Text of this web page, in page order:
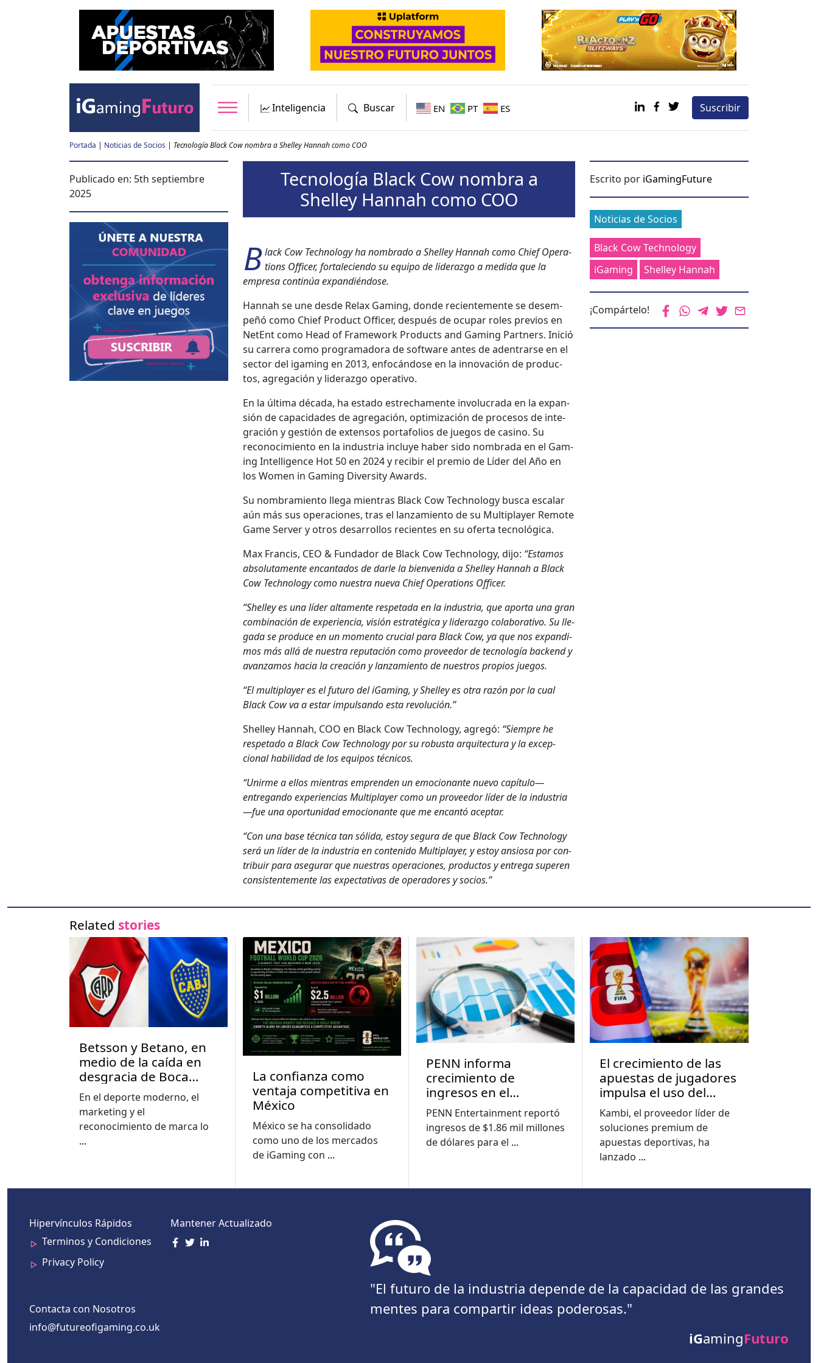
Inteligencia Buscar EN PT ES Suscribir
Portada | Noticias de Socios | Tecnología Black Cow nombra a Shelley Hannah como COO
Tecnología Black Cow nombra a
Shelley Hannah como COO
Black Cow Tech­nol­o­gy ha nom­bra­do a Shel­ley Han­nah como Chief Oper­a­
tions Offi­cer, for­t­ale­cien­do su equipo de lid­er­az­go a medi­da que la
empre­sa con­tinúa expandién­dose.
Han­nah se une des­de Relax Gam­ing, donde recien­te­mente se desem­
peñó como Chief Prod­uct Offi­cer, después de ocu­par roles pre­vios en
NetEnt como Head of Frame­work Prod­ucts and Gam­ing Part­ners. Ini­ció
su car­rera como pro­gra­mado­ra de soft­ware antes de aden­trarse en el
sec­tor del igam­ing en 2013, enfocán­dose en la inno­vación de pro­duc­
tos, agre­gación y lid­er­az­go oper­a­ti­vo.
En la últi­ma déca­da, ha esta­do estrechamente involu­cra­da en la expan­
sión de capaci­dades de agre­gación, opti­mización de pro­ce­sos de inte­
gración y gestión de exten­sos portafo­lios de jue­gos de casi­no. Su
reconocimien­to en la indus­tria incluye haber sido nom­bra­da en el Gam­
ing Intel­li­gence Hot 50 en 2024 y recibir el pre­mio de Líder del Año en
los Women in Gam­ing Diver­si­ty Awards.
Su nom­bramien­to lle­ga mien­tras Black Cow Tech­nol­o­gy bus­ca escalar
aún más sus opera­ciones, tras el lan­za­mien­to de su Mul­ti­play­er Remote
Game Serv­er y otros desar­rol­los recientes en su ofer­ta tec­nológ­i­ca.
Max Fran­cis, CEO & Fun­dador de Black Cow Tech­nol­o­gy, dijo: “Esta­mos
abso­lu­ta­mente encan­ta­dos de dar­le la bien­veni­da a Shel­ley Han­nah a Black
Cow Tech­nol­o­gy como nues­tra nue­va Chief Oper­a­tions Offi­cer.
“Shel­ley es una líder alta­mente respeta­da en la indus­tria, que apor­ta una gran
com­bi­nación de expe­ri­en­cia, visión estratég­i­ca y lid­er­az­go colab­o­ra­ti­vo. Su lle­
ga­da se pro­duce en un momen­to cru­cial para Black Cow, ya que nos expandi­
mos más allá de nues­tra rep­utación como provee­dor de tec­nología back­end y
avan­zamos hacia la creación y lan­za­mien­to de nue­stros pro­pios jue­gos.
“El mul­ti­play­er es el futuro del iGam­ing, y Shel­ley es otra razón por la cual
Black Cow va a estar impul­san­do esta rev­olu­ción.”
Shel­ley Han­nah, COO en Black Cow Tech­nol­o­gy, agregó: “Siem­pre he
respeta­do a Black Cow Tech­nol­o­gy por su robus­ta arqui­tec­tura y la excep­
cional habil­i­dad de los equipos téc­ni­cos.
“Unirme a ellos mien­tras empren­den un emo­cio­nante nue­vo capítulo—
entregando expe­ri­en­cias Mul­ti­play­er como un provee­dor líder de la industria
—fue una opor­tu­nidad emo­cio­nante que me encan­tó acep­tar.
“Con una base téc­ni­ca tan sól­i­da, estoy segu­ra de que Black Cow Tech­nol­o­gy
será un líder de la indus­tria en con­tenido Mul­ti­play­er, y estoy ansiosa por con­
tribuir para ase­gu­rar que nues­tras opera­ciones, pro­duc­tos y entre­ga super­en
con­sis­ten­te­mente las expec­ta­ti­vas de oper­adores y socios.”
Publicado en: 5th septiembre
2025
Escrito por iGamingFuture
Categories
Noticias de Socios
Black Cow Technology
iGaming
Shelley Hannah
¡Compártelo!
Related stories
Betsson y Betano, en
medio de la caída en
desgracia de Boca
Juniors y River Plate en
Argentina
En el deporte moderno, el
marketing y el
reconocimiento de marca lo
...
La confianza como
ventaja competitiva en
México
México se ha consolidado
como uno de los mercados
de iGaming con ...
PENN informa
crecimiento de
ingresos en el
segundo trimestre a
medida que las
pérdidas digitales se
reducen
PENN Entertainment reportó
ingresos de $1.86 mil millones
de dólares para el ...
El crecimiento de las
apuestas de jugadores
impulsa el uso del
constructor de
apuestas a nuevos
niveles, muestra el
informe de la Copa del
Mundo de Kambi
Kambi, el proveedor líder de
soluciones premium de
apuestas deportivas, ha
lanzado ...
Hipervínculos Rápidos
Terminos y Condiciones
Privacy Policy
Mantener Actualizado
Contacta con Nosotros
info@futureofigaming.co.uk
"El futuro de la industria depende de la capacidad de las grandes
mentes para compartir ideas poderosas."
iGamingFuturo